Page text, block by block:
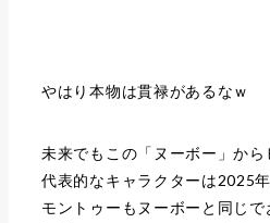
やはり本物は貫禄があるなｗ
未来でもこの「ヌーボー」から
代表的なキャラクターは2025
モントゥーもヌーボーと同じ